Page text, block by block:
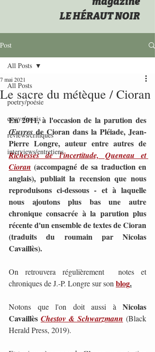
LE HÉRAUT NOIR
Post
All Posts
poetry/poésie
essays/essais
reviews/critiques
interviews/entretiens
All Posts
Le sacre du métèque / Cioran
7 mai 2021
Œuvres de Cioran dans la Pléiade, Jean-
Richesses de l'incertitude, Queneau et
Cioran (accompagné de sa traduction en
anglais), publiait la recension que nous
reproduisons ci-dessous - et à laquelle
nous ajoutons plus bas une autre
chronique consacrée à la parution plus
récente d'un ensemble de textes de Cioran
(traduits du roumain par Nicolas
Cavaillès).
On retrouvera régulièrement  notes et
chroniques de J.-P. Longre sur son blog.
Notons que l'on doit aussi à Nicolas
Cavaillès Chestov & Schwarzmann (Black
Herald Press, 2019).